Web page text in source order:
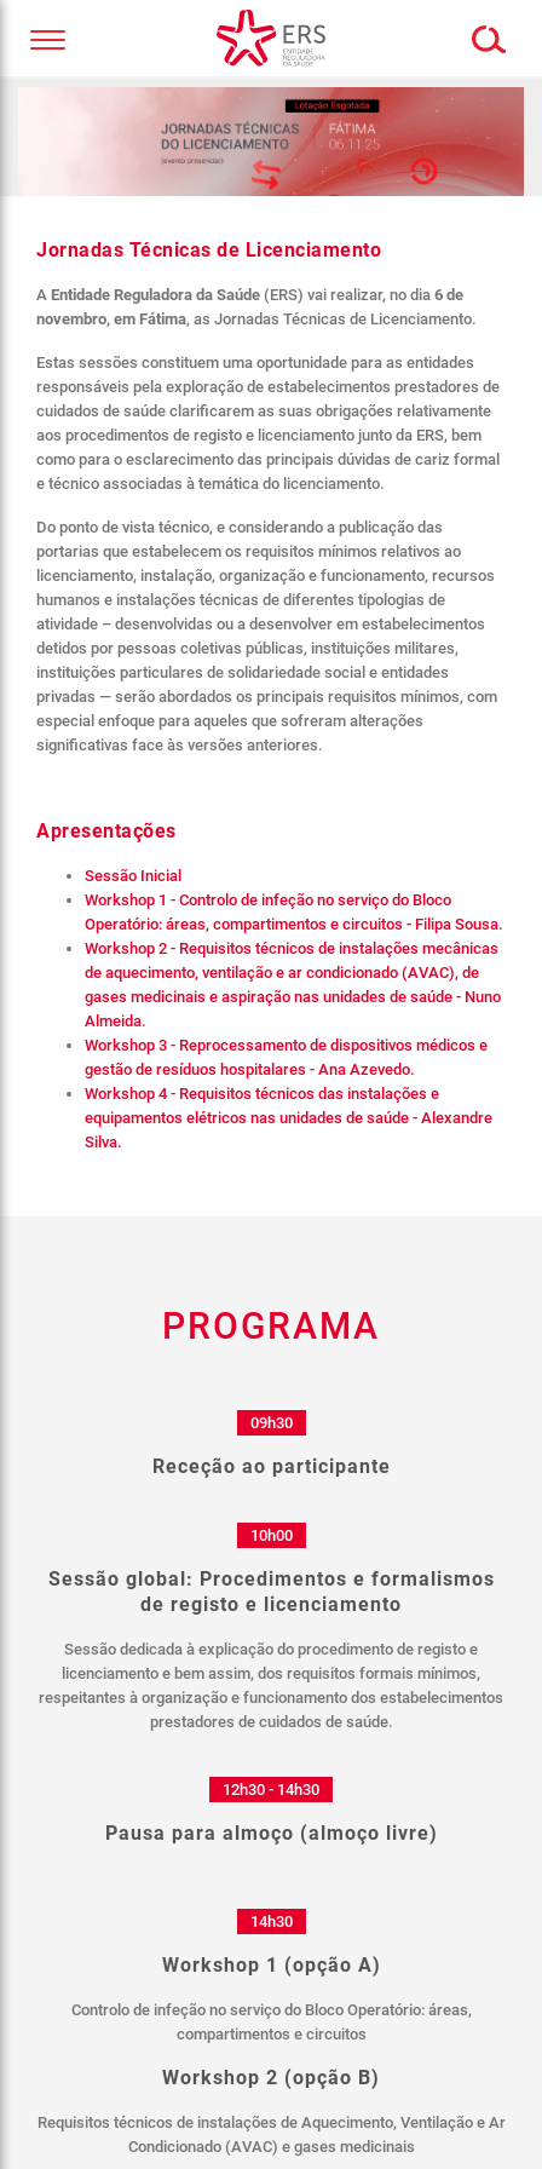
Jornadas Técnicas de Licenciamento
A Entidade Reguladora da Saúde (ERS) vai realizar, no dia 6 de
novembro, em Fátima, as Jornadas Técnicas de Licenciamento.
Estas sessões constituem uma oportunidade para as entidades
responsáveis pela exploração de estabelecimentos prestadores de
cuidados de saúde clarificarem as suas obrigações relativamente
aos procedimentos de registo e licenciamento junto da ERS, bem
como para o esclarecimento das principais dúvidas de cariz formal
e técnico associadas à temática do licenciamento.
Do ponto de vista técnico, e considerando a publicação das
portarias que estabelecem os requisitos mínimos relativos ao
licenciamento, instalação, organização e funcionamento, recursos
humanos e instalações técnicas de diferentes tipologias de
atividade – desenvolvidas ou a desenvolver em estabelecimentos
detidos por pessoas coletivas públicas, instituições militares,
instituições particulares de solidariedade social e entidades
privadas — serão abordados os principais requisitos mínimos, com
especial enfoque para aqueles que sofreram alterações
significativas face às versões anteriores.
Apresentações
Sessão Inicial
Workshop 1 - Controlo de infeção no serviço do Bloco
Operatório: áreas, compartimentos e circuitos - Filipa Sousa.
Workshop 2 - Requisitos técnicos de instalações mecânicas
de aquecimento, ventilação e ar condicionado (AVAC), de
gases medicinais e aspiração nas unidades de saúde - Nuno
Almeida.
Workshop 3 - Reprocessamento de dispositivos médicos e
gestão de resíduos hospitalares - Ana Azevedo.
Workshop 4 - Requisitos técnicos das instalações e
equipamentos elétricos nas unidades de saúde - Alexandre
Silva.
PROGRAMA
09h30
Receção ao participante
10h00
Sessão global: Procedimentos e formalismos
de registo e licenciamento
Sessão dedicada à explicação do procedimento de registo e
licenciamento e bem assim, dos requisitos formais mínimos,
respeitantes à organização e funcionamento dos estabelecimentos
prestadores de cuidados de saúde.
12h30 - 14h30
Pausa para almoço (almoço livre)
14h30
Workshop 1 (opção A)
Controlo de infeção no serviço do Bloco Operatório: áreas,
compartimentos e circuitos
Workshop 2 (opção B)
Requisitos técnicos de instalações de Aquecimento, Ventilação e Ar
Condicionado (AVAC) e gases medicinais